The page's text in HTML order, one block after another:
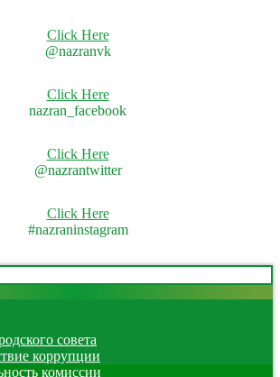
Click Here
@nazranvk
Click Here
nazran_facebook
Click Here
@nazrantwitter
Click Here
#nazraninstagram
совета
коррупции
комиссии